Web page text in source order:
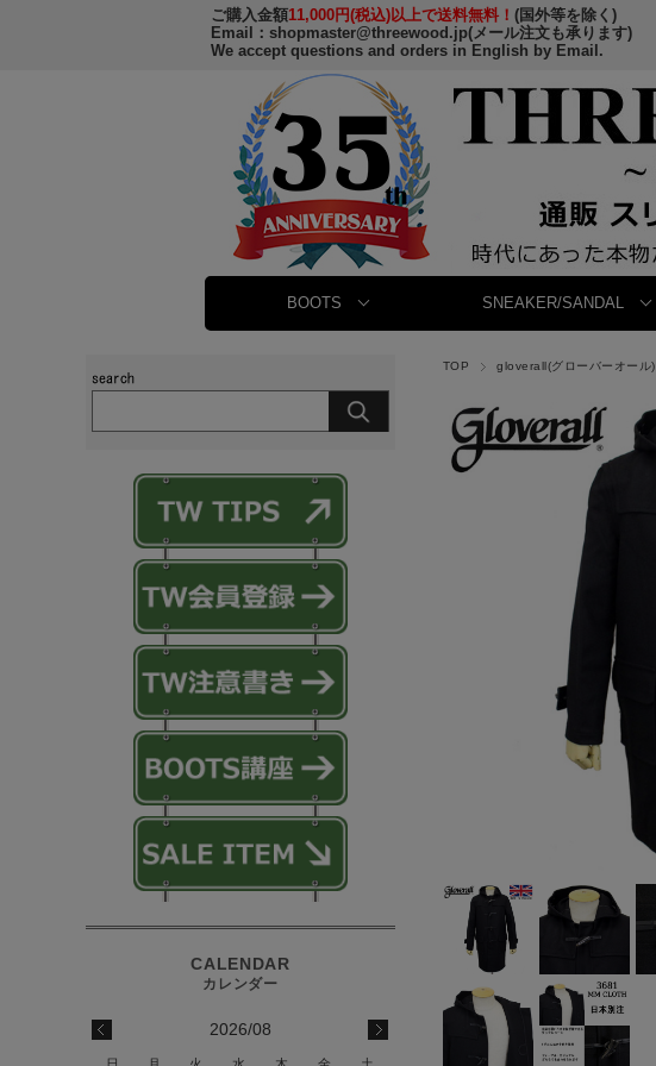
ご購入金額11,000円(税込)以上で送料無料！ (国外等を除く)
Email： shopmaster@threewood.jp(メール注文も承ります)
We accept questions and orders in English by Email.
BOOTS SNEAKER/SANDAL
TOP gloverall(グローバーオール)
2026/08